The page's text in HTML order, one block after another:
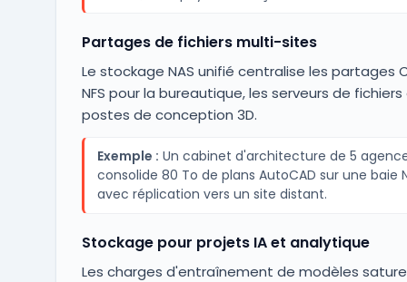
Partages de fichiers multi-sites
Le stockage NAS unifié centralise les partages
NFS pour la bureautique, les serveurs de
postes de conception 3D.
Exemple : Un cabinet d'architecture de 5
consolide 80 To de plans AutoCAD sur une baie
avec réplication vers un site distant.
Stockage pour projets IA et analytique
Les charges d'entraînement de modèles